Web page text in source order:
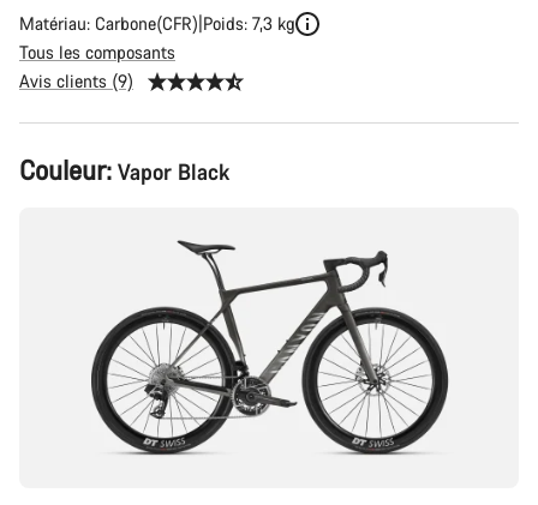
Matériau: Carbone(CFR) Poids: 7,3 kg
Tous les composants
Avis clients (9)
Configuration
du
Couleur: Vapor Black